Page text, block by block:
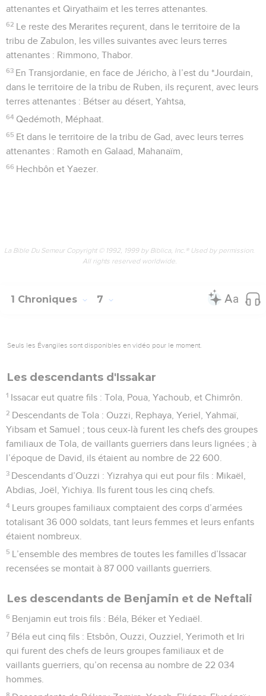
attenantes et Qiryathaïm et les terres attenantes.
62 Le reste des Merarites reçurent, dans le territoire de la
tribu de Zabulon, les villes suivantes avec leurs terres
attenantes : Rimmono, Thabor.
63 En Transjordanie, en face de Jéricho, à l’est du *Jourdain,
dans le territoire de la tribu de Ruben, ils reçurent, avec leurs
terres attenantes : Bétser au désert, Yahtsa,
64 Qedémoth, Méphaat.
65 Et dans le territoire de la tribu de Gad, avec leurs terres
attenantes : Ramoth en Galaad, Mahanaïm,
66 Hechbôn et Yaezer.
La Bible Du Semeur Copyright © 1992, 1999 by Biblica, Inc.® Used by permission.
All rights reserved worldwide.
1 Chroniques 7
Seuls les Évangiles sont disponibles en vidéo pour le moment.
Les descendants d'Issakar
1 Issacar eut quatre fils : Tola, Poua, Yachoub, et Chimrôn.
2 Descendants de Tola : Ouzzi, Rephaya, Yeriel, Yahmaï,
Yibsam et Samuel ; tous ceux-là furent les chefs des groupes
familiaux de Tola, de vaillants guerriers dans leurs lignées ; à
l’époque de David, ils étaient au nombre de 22 600.
3 Descendants d’Ouzzi : Yizrahya qui eut pour fils : Mikaël,
Abdias, Joël, Yichiya. Ils furent tous les cinq chefs.
4 Leurs groupes familiaux comptaient des corps d’armées
totalisant 36 000 soldats, tant leurs femmes et leurs enfants
étaient nombreux.
5 L’ensemble des membres de toutes les familles d’Issacar
recensées se montait à 87 000 vaillants guerriers.
Les descendants de Benjamin et de Neftali
6 Benjamin eut trois fils : Béla, Béker et Yediaël.
7 Béla eut cinq fils : Etsbôn, Ouzzi, Ouzziel, Yerimoth et Iri
qui furent des chefs de leurs groupes familiaux et de
vaillants guerriers, qu’on recensa au nombre de 22 034
hommes.
8